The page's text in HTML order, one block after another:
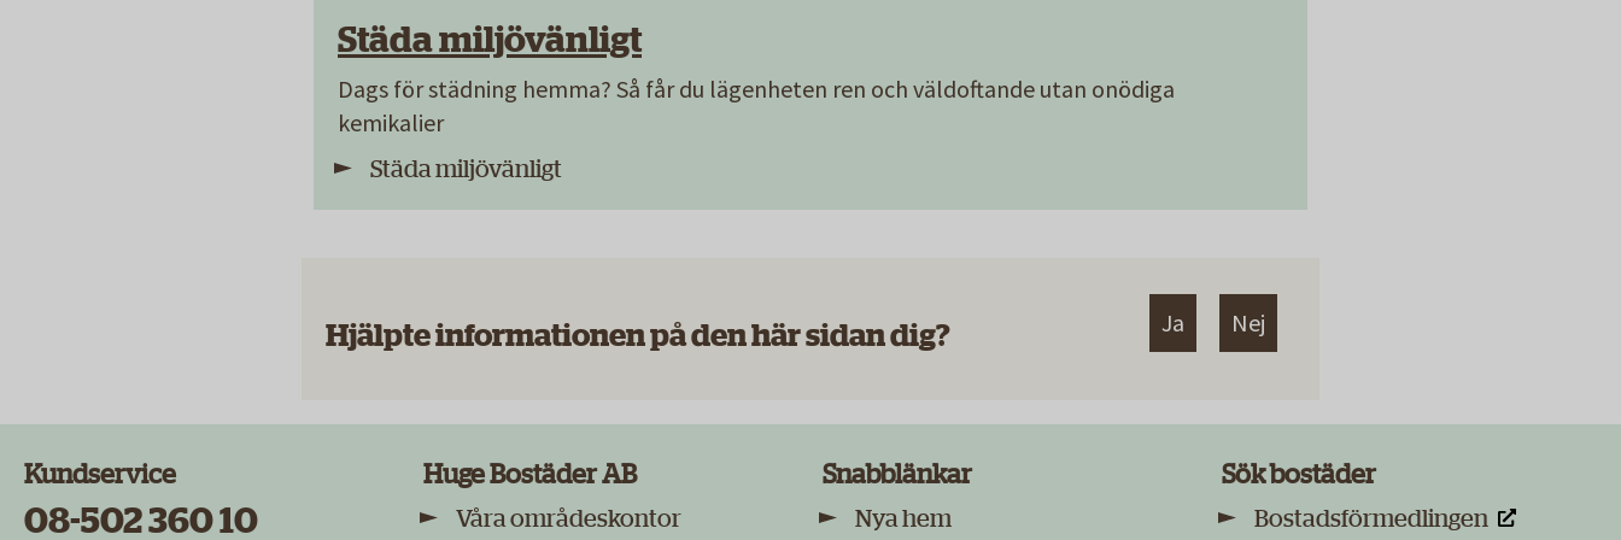
Städa miljövänligt
Dags för städning hemma? Så får du lägenheten ren och väldoftande utan onödiga
kemikalier
Städa miljövänligt
Hjälpte informationen på den här sidan dig? Ja Nej
Kundservice
08-502 360 10
Huge Bostäder AB
Våra områdeskontor
Snabblänkar
Nya hem
Sök bostäder
Bostadsförmedlingen